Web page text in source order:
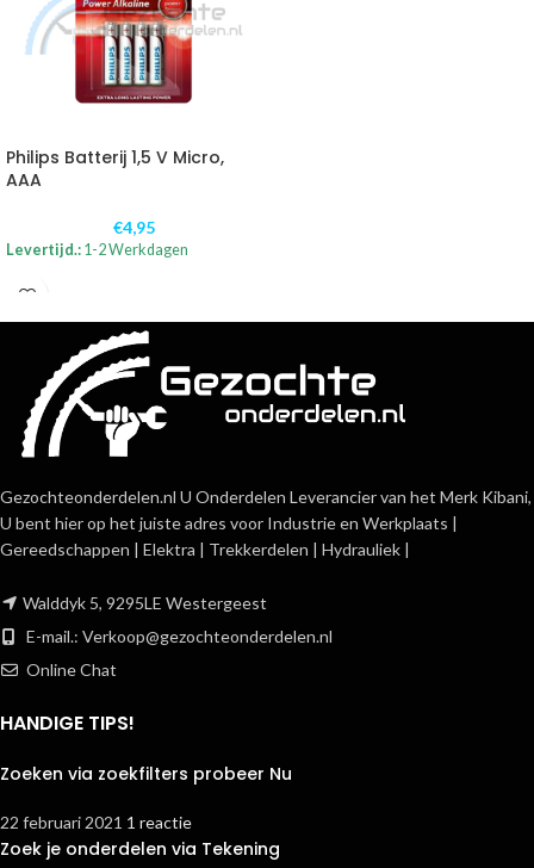
Philips Batterij 1,5 V Micro,
AAA
€4,95
Levertijd.: 1-2 Werkdagen
Gezochteonderdelen.nl U Onderdelen Leverancier van het Merk Kibani,
U bent hier op het juiste adres voor Industrie en Werkplaats |
Gereedschappen | Elektra | Trekkerdelen | Hydrauliek |
Walddyk 5, 9295LE Westergeest
E-mail.: Verkoop@gezochteonderdelen.nl
Online Chat
HANDIGE TIPS!
Zoeken via zoekfilters probeer Nu
22 februari 2021 1 reactie
Zoek je onderdelen via Tekening